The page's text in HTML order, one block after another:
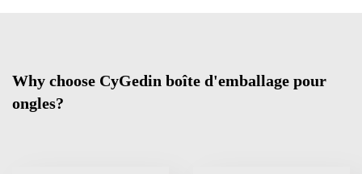
Why choose CyGedin boîte d'emballage pour
ongles?